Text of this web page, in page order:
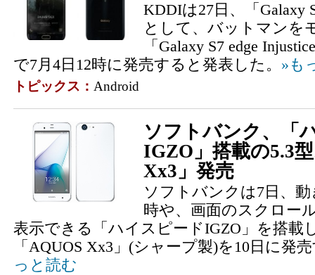
KDDIは27日、「Galaxy
として、バットマンを
「Galaxy S7 edge
で7月4日12時に発売すると発表した。 »も
トピックス： Android
ソフトバンク、「
IGZO」搭載の5.3
Xx3」発売
ソフトバンクは7日、
時や、画面のスクロー
表示できる「ハイスピードIGZO」を搭載
「AQUOS Xx3」(シャープ製)を10日に発
っと読む